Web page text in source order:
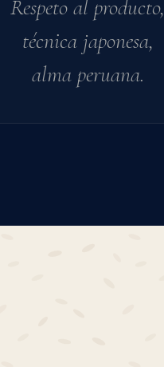
Respeto al producto,
técnica japonesa,
alma peruana.